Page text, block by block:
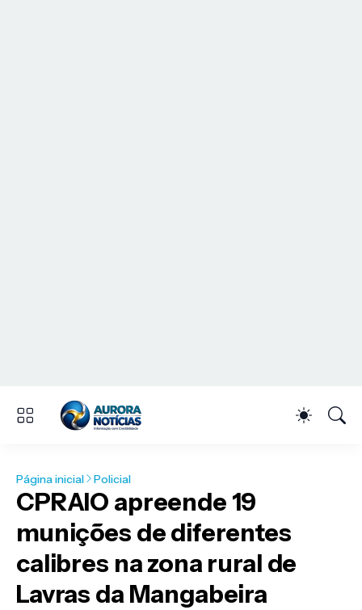
Página inicial Policial
CPRAIO apreende 19
munições de diferentes
calibres na zona rural de
Lavras da Mangabeira